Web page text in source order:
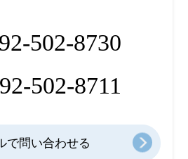
502-8730
502-8711
で問い合わせる